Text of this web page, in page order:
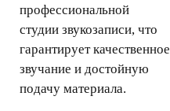
профессиональной
студии звукозаписи, что
гарантирует качественное
звучание и достойную
подачу материала.